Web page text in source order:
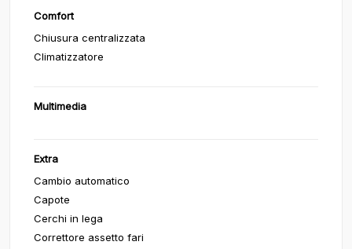
Comfort
Chiusura centralizzata
Climatizzatore
Multimedia
Extra
Cambio automatico
Capote
Cerchi in lega
Correttore assetto fari